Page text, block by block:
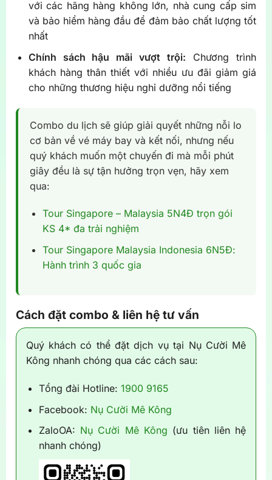
với các hãng hàng không lớn, nhà cung cấp sim
và bảo hiểm hàng đầu để đảm bảo chất lượng tốt
nhất
Chính sách hậu mãi vượt trội: Chương trình
khách hàng thân thiết với nhiều ưu đãi giảm giá
cho những thương hiệu nghỉ dưỡng nổi tiếng
Combo du lịch sẽ giúp giải quyết những nỗi lo
cơ bản về vé máy bay và kết nối, nhưng nếu
quý khách muốn một chuyến đi mà mỗi phút
giây đều là sự tận hưởng trọn vẹn, hãy xem
qua:
Tour Singapore – Malaysia 5N4Đ trọn gói
KS 4* đa trải nghiệm
Tour Singapore Malaysia Indonesia 6N5Đ:
Hành trình 3 quốc gia
Cách đặt combo & liên hệ tư vấn
Quý khách có thể đặt dịch vụ tại Nụ Cười Mê
Kông nhanh chóng qua các cách sau:
Tổng đài Hotline: 1900 9165
Facebook: Nụ Cười Mê Kông
ZaloOA: Nụ Cười Mê Kông (ưu tiên liên hệ
nhanh chóng)